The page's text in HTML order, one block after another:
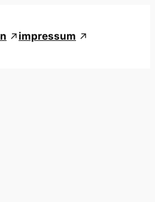
impressum